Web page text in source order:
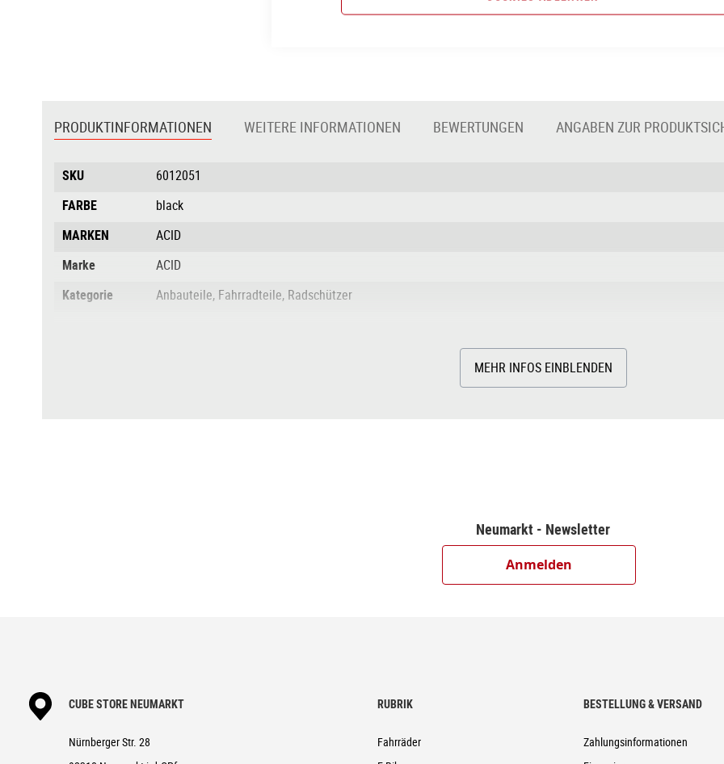
der
Bildgalerie
PRODUKTINFORMATIONEN
Produktinformationen
SKU
6012051
FARBE
black
MARKEN
ACID
Marke
ACID
Kategorie
Anbauteile, Fahrradteile, Radschützer
MEHR INFOS EINBLENDEN
WEITERE INFORMATIONEN BEWERTUNGEN ANGABEN ZUR
Neumarkt - Newsletter
Anmelden
CUBE STORE NEUMARKT
Nürnberger Str. 28
RUBRIK
Fahrräder
BESTELLUNG & VERSAND
Zahlungsinformationen